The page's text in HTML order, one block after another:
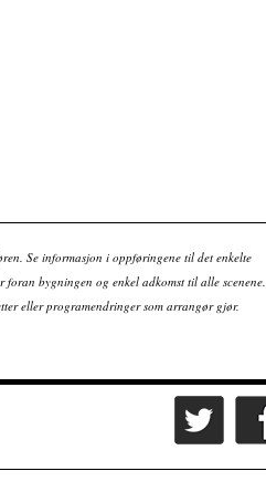
Se informasjon i oppføringene til det enkelte
foran bygningen og enkel adkomst til alle scenene.
eller programendringer som arrangør gjør.